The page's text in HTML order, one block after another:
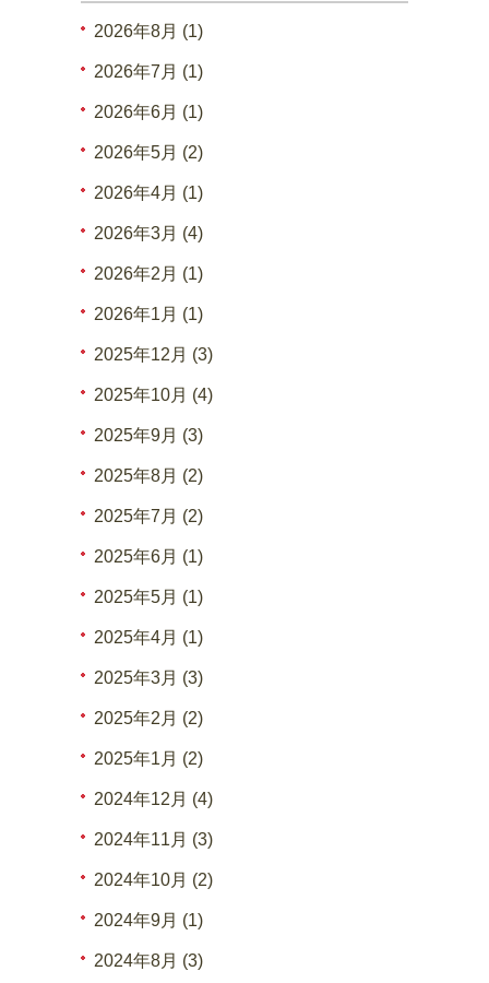
2026年8月 (1)
2026年7月 (1)
2026年6月 (1)
2026年5月 (2)
2026年4月 (1)
2026年3月 (4)
2026年2月 (1)
2026年1月 (1)
2025年12月 (3)
2025年10月 (4)
2025年9月 (3)
2025年8月 (2)
2025年7月 (2)
2025年6月 (1)
2025年5月 (1)
2025年4月 (1)
2025年3月 (3)
2025年2月 (2)
2025年1月 (2)
2024年12月 (4)
2024年11月 (3)
2024年10月 (2)
2024年9月 (1)
2024年8月 (3)